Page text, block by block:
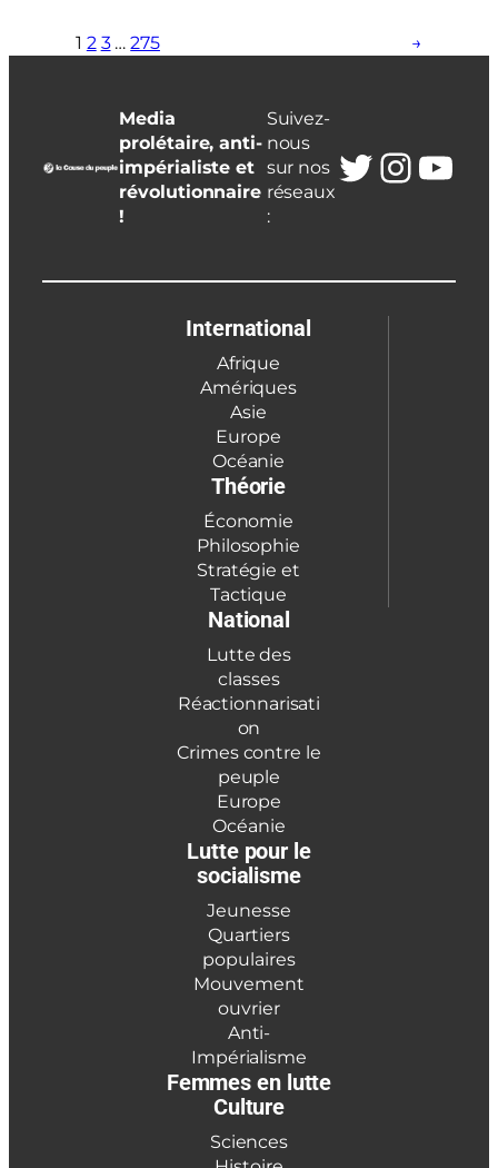
1 2 3 … 275 →
Media
prolétaire, anti-
impérialiste et
révolutionnaire
!
Suivez-
nous
sur nos
réseaux
:
Twitter
International
Afrique
Amériques
Asie
Europe
Océanie
Théorie
Économie
Philosophie
Stratégie et
Tactique
National
Lutte des
classes
Réactionnarisati
on
Crimes contre le
peuple
Europe
Océanie
Lutte pour le
socialisme
Jeunesse
Quartiers
populaires
Mouvement
ouvrier
Anti-
Impérialisme
Femmes en lutte
Culture
Sciences